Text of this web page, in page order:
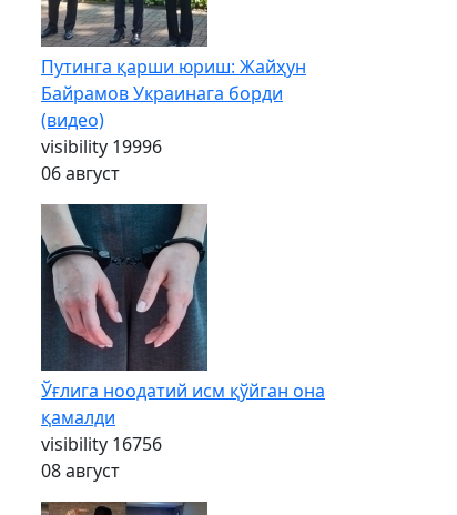
Путинга қарши юриш: Жайҳун
Байрамов Украинага борди
(видео)
visibility 19996
06 август
Ўғлига ноодатий исм қўйган она
қамалди
visibility 16756
08 август